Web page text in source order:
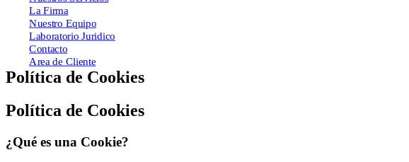
La Firma
Nuestro Equipo
Laboratorio Juridico
Contacto
Area de Cliente
Política de Cookies
Política de Cookies
¿Qué es una Cookie?